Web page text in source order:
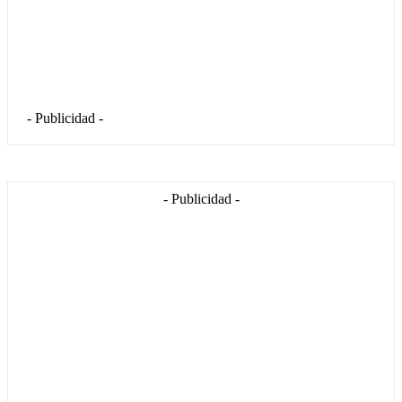
- Publicidad -
- Publicidad -